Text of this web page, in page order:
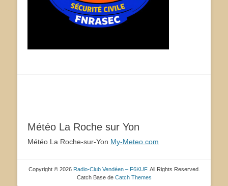
Météo La Roche sur Yon
Météo La Roche-sur-Yon My-Meteo.com
Copyright © 2026 Radio-Club Vendéen – F6KUF. All Rights Reserved.
Catch Base de Catch Themes